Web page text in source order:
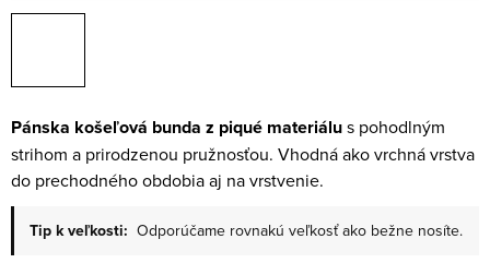
Pánska košeľová bunda z piqué materiálus pohodlným
strihom a prirodzenou pružnosťou. Vhodná ako vrchná vrstva
do prechodného obdobia aj na vrstvenie.
Tip k veľkosti: Odporúčame rovnakú veľkosť ako bežne nosíte.